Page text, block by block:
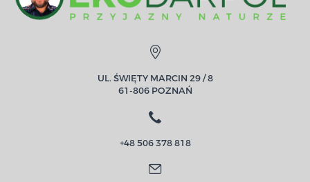
UL. ŚWIĘTY MARCIN 29 / 8
61-806 POZNAŃ
+48 506 378 818